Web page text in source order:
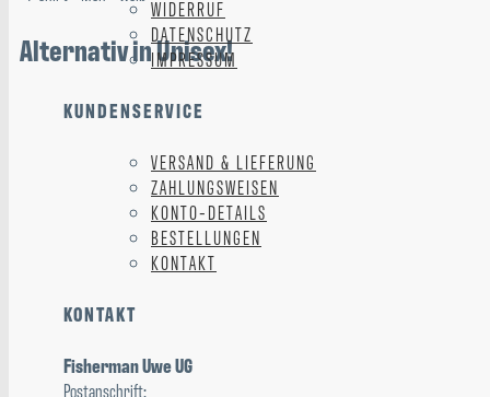
Alternativ in Unisex!
WIDERRUF
DATENSCHUTZ
IMPRESSUM
KUNDENSERVICE
VERSAND & LIEFERUNG
ZAHLUNGSWEISEN
KONTO-DETAILS
BESTELLUNGEN
KONTAKT
KONTAKT
Fisherman Uwe UG
Postanschrift: